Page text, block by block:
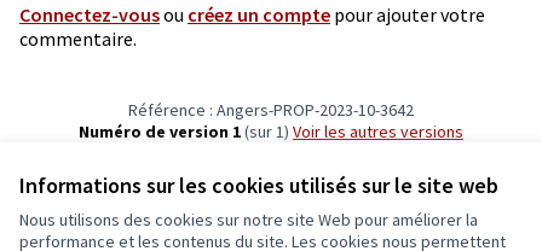
Informations sur les cookies utilisés sur le site web
Nous utilisons des cookies sur notre site Web pour améliorer la
performance et les contenus du site. Les cookies nous permettent
Connectez-vousou créez un compte pour ajouter votre
commentaire.
Référence : Angers-PROP-2023-10-3642
Numéro de version 1(sur 1)
voir les autres versions
Conditions d'utilisation
Paramètres des cookies